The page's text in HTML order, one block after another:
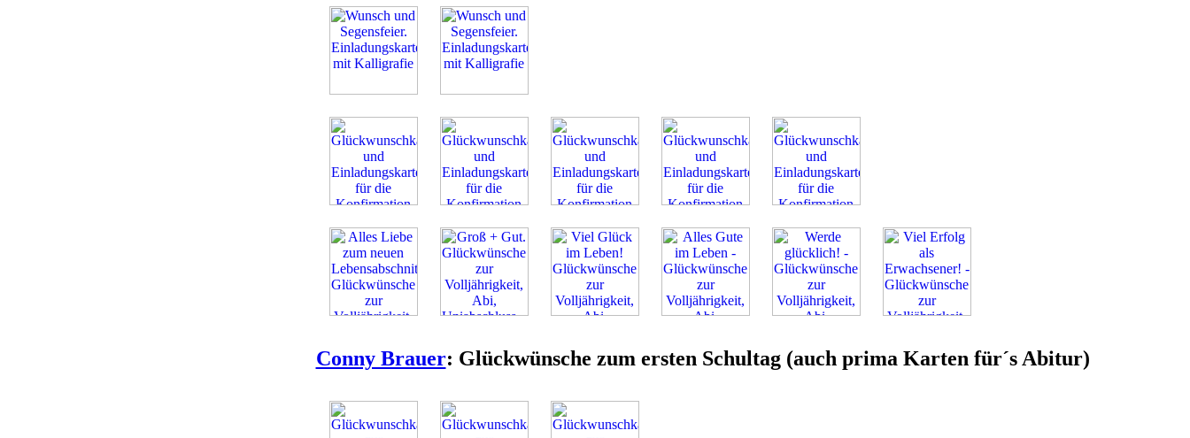
Conny Brauer: Glückwünsche zum ersten Schultag (auch prima Karten für´s Abitur)